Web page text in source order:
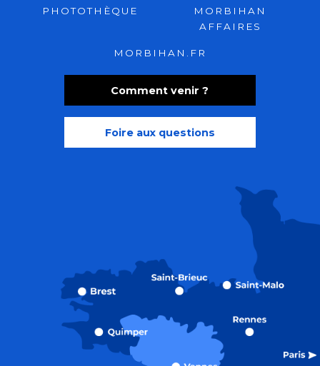
Comment venir ?
Foire aux questions
PHOTOTHÈQUE
MORBIHAN
AFFAIRES
MORBIHAN.FR